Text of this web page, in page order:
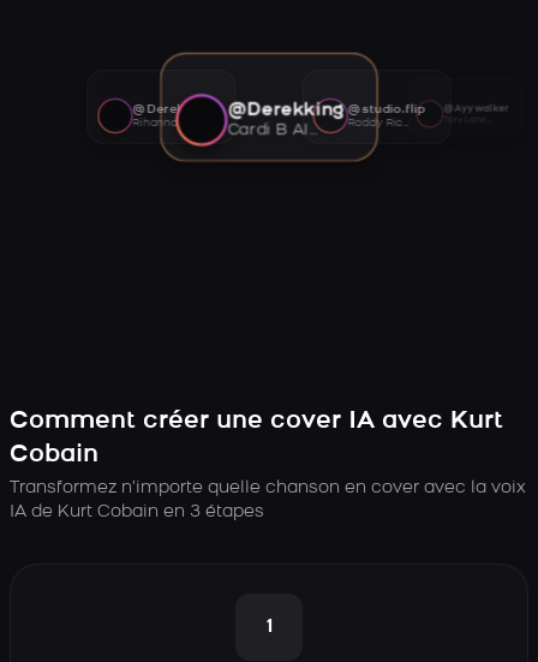
@Derekking
Cardi B AI voice
@studio.flip
Roddy Ricch AI voice
@Ayywalker
@Derekking
Rihanna AI voice
Comment créer une cover IA avec Kurt
Cobain
Transformez n’importe quelle chanson en cover avec la voix
IA de Kurt Cobain en 3 étapes
1